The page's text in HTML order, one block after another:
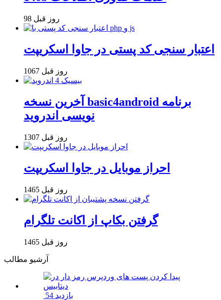
98 روز قبل
اعتبار سنجی کد پستی در جاوا اسکریپت
1067 روز قبل
آخرین نسخه basic4android برنامه
نویسی اندروید
1307 روز قبل
احراز موبایل در جاوا اسکریپت
1465 روز قبل
گرفتن بکاپ از اکانت تلگرام
1465 روز قبل
آرشیو مطالب
54 بازدید